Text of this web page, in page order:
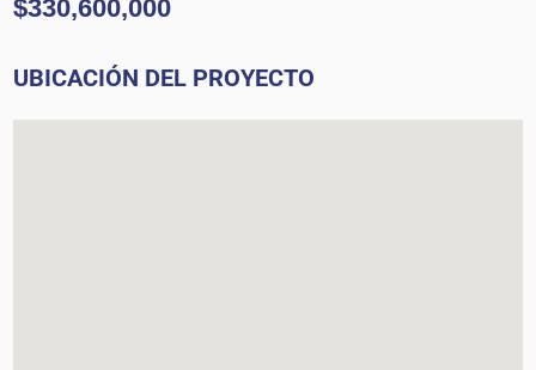
$330,600,000
UBICACIÓN DEL PROYECTO